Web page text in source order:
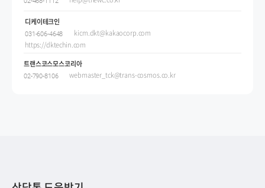
디케이테크인
031-606-4648
kicm.dkt@kakaocorp.com
https://dktechin.com
트랜스코스모스코리아
02-790-8106 webmaster_tck@trans-cosmos.co.kr